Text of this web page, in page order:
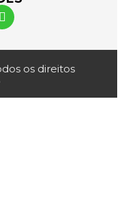
os direitos